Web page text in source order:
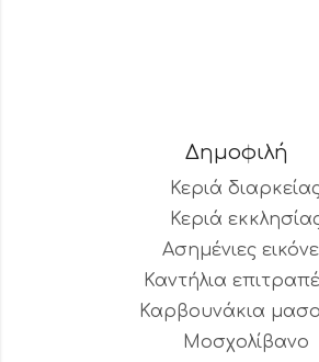
Δημοφιλή
Κεριά
Κεριά
Ασημένιες
Καντήλια
Καρβουνάκια
Μοσχολίβανο